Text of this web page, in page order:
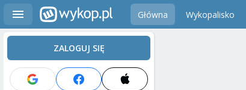
Główna Wykopalisko
ZALOGUJ SIĘ